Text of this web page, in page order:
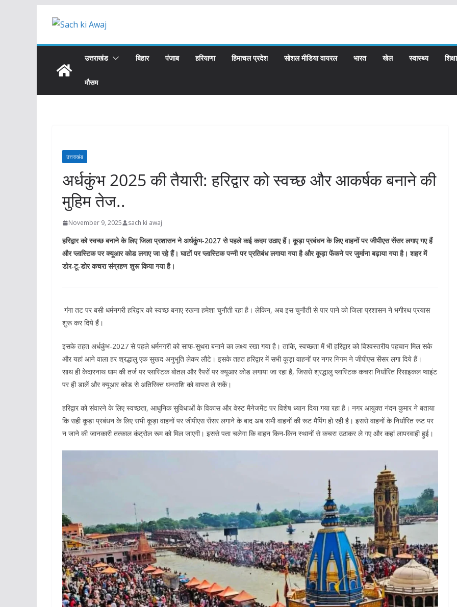
उत्तराखंड बिहार पंजाब हरियाणा हिमाचल प्रदेश सोशल मीडिया वायरल भारत खेल स्वास्थ्य शिक्षा
मौसम
उत्तराखंड
अर्धकुंभ 2025 की तैयारी: हरिद्वार को स्वच्छ और आकर्षक बनाने की
मुहिम तेज..
November 9, 2025 sach ki awaj
हरिद्वार को स्वच्छ बनाने के लिए जिला प्रशासन ने अर्धकुंभ-2027 से पहले कई कदम उठाए हैं। कूड़ा प्रबंधन के लिए वाहनों पर जीपीएस सेंसर लगाए गए हैं
और प्लास्टिक पर क्यूआर कोड लगाए जा रहे हैं। घाटों पर प्लास्टिक पन्नी पर प्रतिबंध लगाया गया है और कूड़ा फेंकने पर जुर्माना बढ़ाया गया है। शहर में
डोर-टू-डोर कचरा संग्रहण शुरू किया गया है।
गंगा तट पर बसी धर्मनगरी हरिद्वार को स्वच्छ बनाए रखना हमेशा चुनौती रहा है। लेकिन, अब इस चुनौती से पार पाने को जिला प्रशासन ने भगीरथ प्रयास
शुरू कर दिये हैं।
इसके तहत अर्धकुंभ-2027 से पहले धर्मनगरी को साफ-सुथरा बनाने का लक्ष्य रखा गया है। ताकि, स्वच्छता में भी हरिद्वार को विश्वस्तरीय पहचान मिल सके
और यहां आने वाला हर श्रद्धालु एक सुखद अनुभूति लेकर लौटे। इसके तहत हरिद्वार में सभी कूड़ा वाहनों पर नगर निगम ने जीपीएस सेंसर लगा दिये हैं।
साथ ही केदारनाथ धाम की तर्ज पर प्लास्टिक बोतल और रैपरों पर क्यूआर कोड लगाया जा रहा है, जिससे श्रद्धालु प्लास्टिक कचरा निर्धारित रिसाइकल प्वाइंट
पर ही डालें और क्यूआर कोड से अतिरिक्त धनराशि को वापस ले सकें।
हरिद्वार को संवारने के लिए स्वच्छता, आधुनिक सुविधाओं के विकास और वेस्ट मैनेजमेंट पर विशेष ध्यान दिया गया रहा है। नगर आयुक्त नंदन कुमार ने बताया
कि सही कूड़ा प्रबंधन के लिए सभी कूड़ा वाहनों पर जीपीएस सेंसर लगाने के बाद अब सभी वाहनों की रूट मैपिंग हो रही है। इससे वाहनों के निर्धारित रूट पर
न जाने की जानकारी तत्काल कंट्रोल रूम को मिल जाएगी। इससे पता चलेगा कि वाहन किन-किन स्थानों से कचरा उठाकर ले गए और कहां लापरवाही हुई।